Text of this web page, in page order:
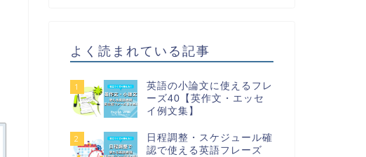
よく読まれている記事
1
英語の小論文に使えるフレ
ーズ40【英作文・エッセ
イ例文集】
2
日程調整・スケジュール確
認で使える英語フレーズ